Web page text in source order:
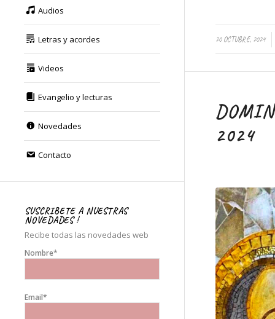
Audios
Letras y acordes
Videos
Evangelio y lecturas
Novedades
Contacto
SUSCRIBETE A NUESTRAS
NOVEDADES !
Recibe todas las novedades web
Nombre*
Email*
20 OCTUBRE, 2024
2024